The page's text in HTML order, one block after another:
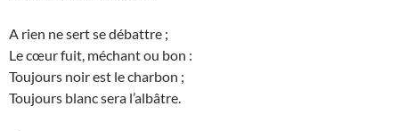
A rien ne sert se débattre ;
Le cœur fuit, méchant ou bon :
Toujours noir est le charbon ;
Toujours blanc sera l’albâtre.